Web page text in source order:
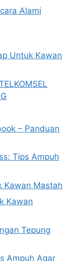
Alami
Untuk Kawan
– Panduan
Tips Ampuh
Kawan Mastah
Kawan
Tepung
Ampuh Agar